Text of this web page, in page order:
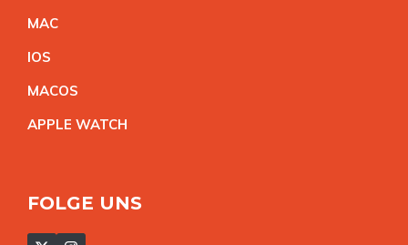
MAC
IOS
MACOS
APPLE WATCH
FOLGE UNS